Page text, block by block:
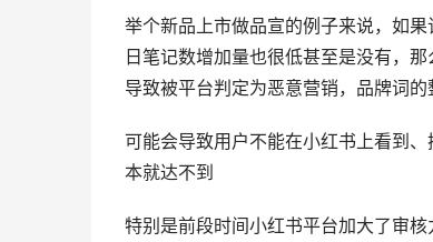
举个新品上市做品宣的例子来说，如
日笔记数增加量也很低甚至是没有，
导致被平台判定为恶意营销，品牌词
可能会导致用户不能在小红书上看到
本就达不到
特别是前段时间小红书平台加大了审